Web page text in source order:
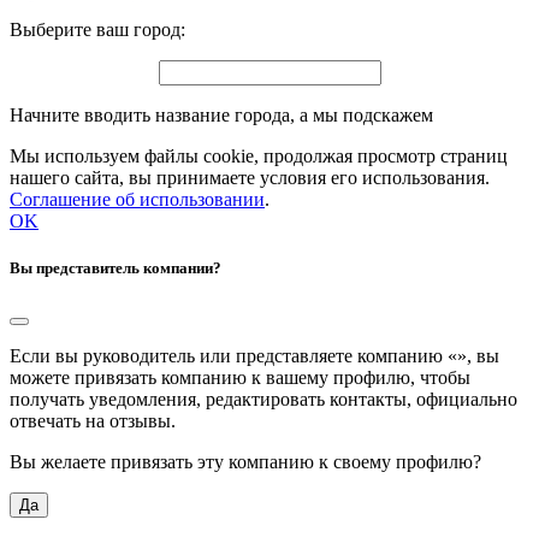
Выберите ваш город:
Начните вводить название города, а мы подскажем
Мы используем файлы cookie, продолжая просмотр страниц
нашего сайта, вы принимаете условия его использования.
Соглашение об использовании.
OK
Вы представитель компании?
Если вы руководитель или представляете компанию «», вы
можете привязать компанию к вашему профилю, чтобы
получать уведомления, редактировать контакты, официально
отвечать на отзывы.
Вы желаете привязать эту компанию к своему профилю?
Да